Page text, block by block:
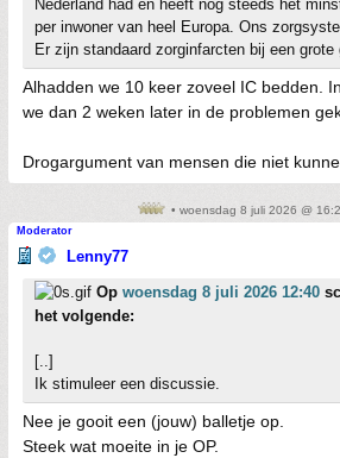
Nederland had en heeft nog steeds het
per inwoner van heel Europa. Ons
Er zijn standaard zorginfarcten bij een grote
Alhadden we 10 keer zoveel IC bedden.
we dan 2 weken later in de problemen
Drogargument van mensen die niet
• woensdag 8 juli 2026 @
Moderator
Lenny77
Op woensdag 8 juli 2026 12:40
het volgende:
[..]
Ik stimuleer een discussie.
Nee je gooit een (jouw) balletje op.
Steek wat moeite in je OP.